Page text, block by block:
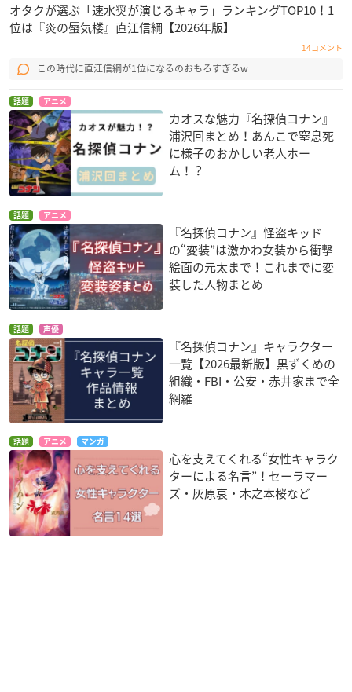
オタクが選ぶ「速水奨が演じるキャラ」ランキングTOP10！1
位は『炎の蜃気楼』直江信綱【2026年版】
14コメント
この時代に直江信綱が1位になるのおもろすぎるw
話題 アニメ
カオスな魅力『名探偵コナン』
浦沢回まとめ！あんこで窒息死
に様子のおかしい老人ホー
ム！？
話題 アニメ
『名探偵コナン』怪盗キッド
の“変装”は激かわ女装から衝撃
絵面の元太まで！これまでに変
装した人物まとめ
話題 声優
『名探偵コナン』キャラクター
一覧【2026最新版】黒ずくめの
組織・FBI・公安・赤井家まで全
網羅
話題 アニメ マンガ
心を支えてくれる“女性キャラク
ターによる名言”！セーラマー
ズ・灰原哀・木之本桜など